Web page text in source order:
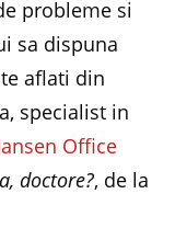
probleme si
sa dispuna
aflati din
specialist in
Office
doctore?, de la